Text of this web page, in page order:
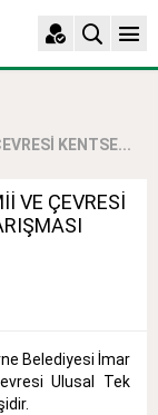
KENTSE...
VE ÇEVRESİ
Belediyesi İmar
Ulusal Tek